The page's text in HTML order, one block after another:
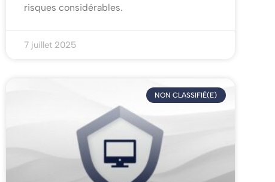
risques considérables.
7 juillet 2025
NON CLASSIFIÉ(E)